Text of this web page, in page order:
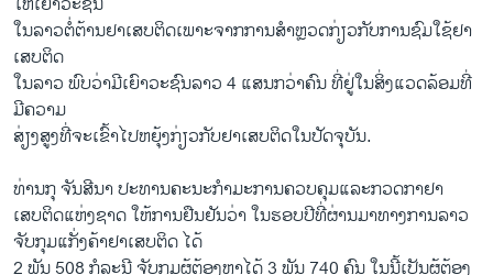
ໃນລາວຕໍ່ຕ້ານຢາເສບຕິດເພາະຈາກການສຳຫຼວດກ່ຽວກັບການຊົມໃຊ້ຢາ
ເສບຕິດ
ໃນລາວ ພົບວ່າມີເຍົາວະຊົນລາວ 4 ແສນກວ່າຄົນ ທີ່ຢູ່ໃນສິ່ງແວດລ້ອມທີ່
ມີຄວາມ
ສ່ຽງສູງທີ່ຈະເຂົ້າໄປຫຍຸ້ງກ່ຽວກັບຢາເສບຕິດໃນປັດຈຸບັນ.
ທ່ານກຸ ຈັນສີນາ ປະທານຄະນະກຳມະການຄວບຄຸມແລະກວດກາຢາ
ເສບຕິດແຫ່ງຊາດ ໃຫ້ການຢືນຢັນວ່າ ໃນຮອບປີທີ່ຜ່ານມາທາງການລາວ
ຈັບກຸມແກັ່ງຄ້າຢາເສບຕິດ ​ໄດ້
2 ພັນ 508 ກໍລະນີ ຈັບກຸມຜູ້ຕ້ອງຫາໄດ້ 3 ພັນ 740 ຄົນ ໃນນີ້ເປັນຜູ້ຕ້ອງ